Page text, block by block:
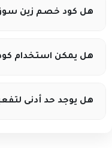
أضف المنتجات إلى سلة
هل كود خصم زين
تختلف العروض حسب
هل يمكن استخدام
عادةً يكون الكود
هل يوجد حد أدنى